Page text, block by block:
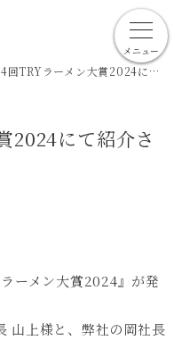
TRYラーメン大賞2024にて紹介されました！
2024にて紹介さ
ーメン大賞2024』が発
山上様と、弊社の岡社長
メニュー